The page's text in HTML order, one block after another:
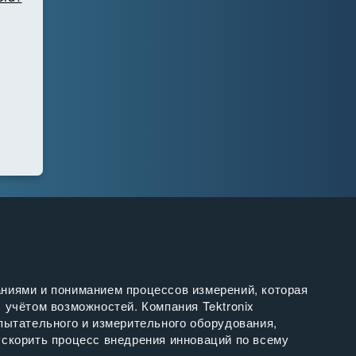
и пониманием процессов измерений, которая
возможностей. Компания Tektronix
и измерительного оборудования,
процесс внедрения инноваций по всему